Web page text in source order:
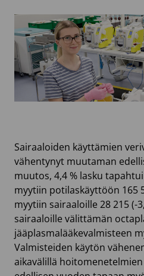
Sairaaloiden käyttämien
vähentynyt muutaman
muutos, 4,4 % lasku
myytiin potilaskäyttöön 165
myytiin sairaaloille 28 215 (-
sairaaloille välittämän
jääplasmalääkevalmisteen
Valmisteiden käytön
aikavälillä